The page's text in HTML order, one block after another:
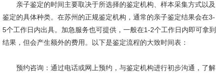
亲子鉴定的时间主要取决于所选择的鉴定机构、样本采集方式以及
鉴定的具体种类。在苏州的正规鉴定机构，通常的亲子鉴定结果会在3-
5个工作日内出具。加急服务也可提供，一般在1-2个工作日内即可拿到
结果，但会产生额外的费用。以下是鉴定流程的大致时间表：
预约咨询：通过电话或网上预约，与鉴定机构进行初步沟通，了解